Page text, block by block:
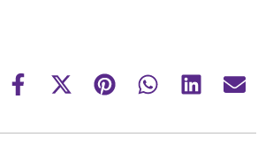
Share
Share
(Twitter)
Share Share Share